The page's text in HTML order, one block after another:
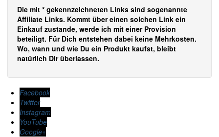
Die mit * gekennzeichneten Links sind sogenannte
Affiliate Links. Kommt über einen solchen Link ein
Einkauf zustande, werde ich mit einer Provision
beteiligt. Für Dich entstehen dabei keine Mehrkosten.
Wo, wann und wie Du ein Produkt kaufst, bleibt
natürlich Dir überlassen.
Facebook
Twitter
Instagram
YouTube
Google+